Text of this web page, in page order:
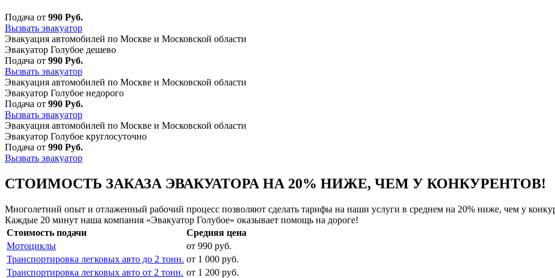
Подача от 990 Руб.
Вызвать эвакуатор
Эвакуация автомобилей по Москве и Московской области
Эвакуатор Голубое дешево
Подача от 990 Руб.
Вызвать эвакуатор
Эвакуация автомобилей по Москве и Московской области
Эвакуатор Голубое недорого
Подача от 990 Руб.
Вызвать эвакуатор
Эвакуация автомобилей по Москве и Московской области
Эвакуатор Голубое круглосуточно
Подача от 990 Руб.
Вызвать эвакуатор
СТОИМОСТЬ ЗАКАЗА ЭВАКУАТОРА НА 20% НИЖЕ, ЧЕМ У КОНКУРЕНТОВ!
Многолетний опыт и отлаженный рабочий процесс позволяют сделать тарифы на наши услуги в среднем на 20% ниже, чем у
Каждые 20 минут наша компания «Эвакуатор Голубое» оказывает помощь на дороге!
Стоимость подачи
Средняя цена
Мотоциклы
от 990 руб.
Транспортировка легковых авто до 2 тонн. от 1 000 руб.
Транспортировка легковых авто от 2 тонн. от 1 200 руб.